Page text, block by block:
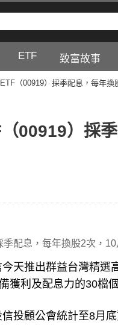
ETF 致富故事
（00919）採季配息，每年換
00919）採
獲利及配息力的30檔
史上新高。